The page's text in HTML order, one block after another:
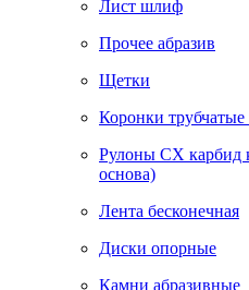
Лист шлиф
Прочее абразив
Щетки
Коронки
Рулоны CX карбид
основа)
Лента бесконечная
Диски опорные
Камни абразивные